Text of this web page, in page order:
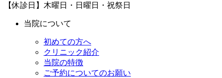
【休診日】木曜日・日曜日・祝祭日
当院について
初めての方へ
クリニック紹介
当院の特徴
ご予約についてのお願い